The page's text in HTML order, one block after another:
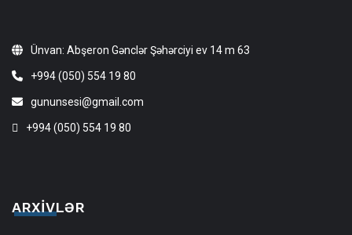
Ünvan: Abşeron Gənclər Şəhərciyi ev 14 m 63
+994 (050) 554 19 80
gununsesi@gmail.com
+994 (050) 554 19 80
ARXIVLƏR